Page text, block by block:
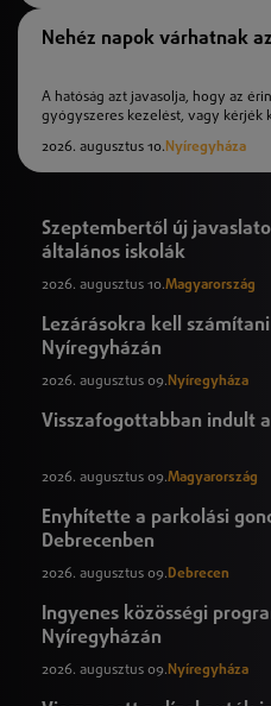
Nehéz napok várhatnak
A hatóság azt javasolja, hogy az
gyógyszeres kezelést, vagy kérjék
2026. augusztus 10. Nyíregyháza
Szeptembertől új
általános iskolák
2026. augusztus 10.Magyarország
Lezárásokra kell
Nyíregyházán
2026. augusztus 09. Nyíregyháza
Visszafogottabban indult
2026. augusztus 09.Magyarország
Enyhítette a parkolási
Debrecenben
2026. augusztus 09.Debrecen
Ingyenes közösségi
Nyíregyházán
2026. augusztus 09. Nyíregyháza